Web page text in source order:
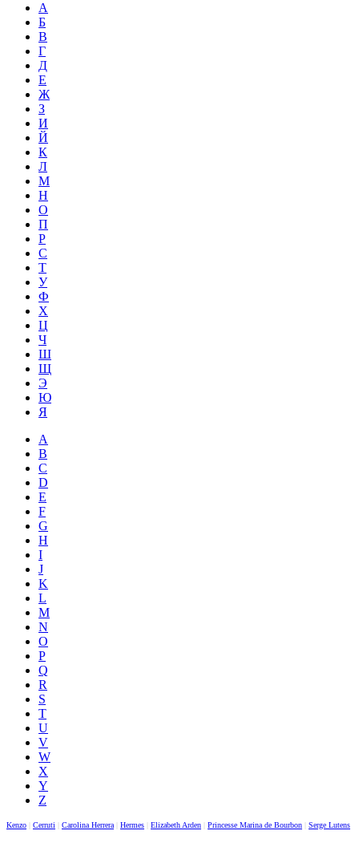
А
Б
В
Г
Д
Е
Ж
З
И
Й
К
Л
М
Н
О
П
Р
С
Т
У
Ф
Х
Ц
Ч
Ш
Щ
Э
Ю
Я
A
B
C
D
E
F
G
H
I
J
K
L
M
N
O
P
Q
R
S
T
U
V
W
X
Y
Z
Kenzo Cerruti Carolina Herrera Hermes Elizabeth Arden Princesse Marina de Bourbon Serge Lutens